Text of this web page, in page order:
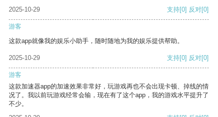
2025-10-29
支持[0] 反对[0]
游客
这款app就像我的娱乐小助手，随时随地为我的娱乐提供帮助。
2025-10-29 支持[0] 反对[0]
游客
这款加速器app的加速效果非常好，玩游戏再也不会出现卡顿、掉线的情
况了。我以前玩游戏经常会输，现在有了这个app，我的游戏水平提升了
不少。